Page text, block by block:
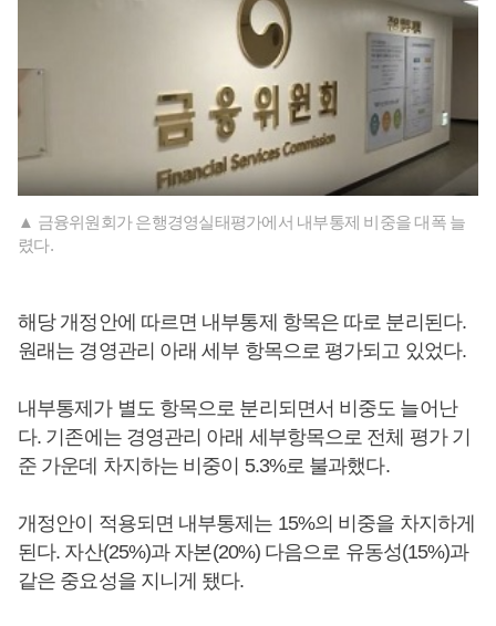
▲ 금융위원회가 은행경영실태평가에서 내부통제 비중을 대폭 늘
렸다.
해당 개정안에 따르면 내부통제 항목은 따로 분리된다.
원래는 경영관리 아래 세부 항목으로 평가되고 있었다.
내부통제가 별도 항목으로 분리되면서 비중도 늘어난
다. 기존에는 경영관리 아래 세부항목으로 전체 평가 기
준 가운데 차지하는 비중이 5.3%로 불과했다.
개정안이 적용되면 내부통제는 15%의 비중을 차지하게
된다. 자산(25%)과 자본(20%) 다음으로 유동성(15%)과
같은 중요성을 지니게 됐다.